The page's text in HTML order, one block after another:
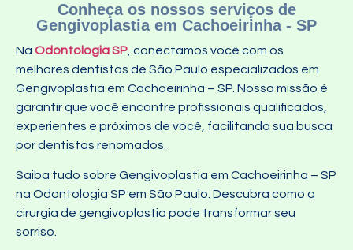
Conheça os nossos serviços de
Gengivoplastia em Cachoeirinha - SP
Na Odontologia SP , conectamos você com os
melhores dentistas de São Paulo especializados em
Gengivoplastia em Cachoeirinha – SP. Nossa missão é
garantir que você encontre profissionais qualificados,
experientes e próximos de você, facilitando sua busca
por dentistas renomados.
Saiba tudo sobre Gengivoplastia em Cachoeirinha – SP
na Odontologia SP em São Paulo. Descubra como a
cirurgia de gengivoplastia pode transformar seu
sorriso.